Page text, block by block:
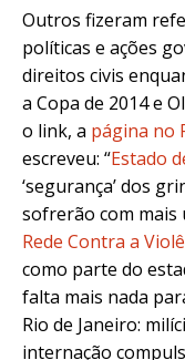
Outros fizeram
políticas e ações
direitos civis
a Copa de 2014 e
o link, a página no
escreveu: “Estado
‘segurança’ dos
sofrerão com mais
Rede Contra a
como parte do
falta mais nada
Rio de Janeiro:
internação